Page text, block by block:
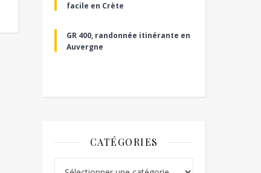
facile en Crète
GR 400, randonnée itinérante en
Auvergne
CATÉGORIES